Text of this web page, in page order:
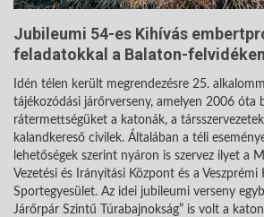
Jubileumi 54-es Kihívás
feladatokkal a Balaton-felvidéken
Idén télen került megrendezésre 25.
tájékozódási járőrverseny, amelyen 2006 óta
rátermettségüket a katonák, a
kalandkereső civilek. Általában a téli
lehetőségek szerint nyáron is szervez ilyet a
Vezetési és Irányítási Központ és a Veszprémi
Sportegyesület. Az idei jubileumi verseny
Járőrpár Szintű Túrabajnokság” is volt a